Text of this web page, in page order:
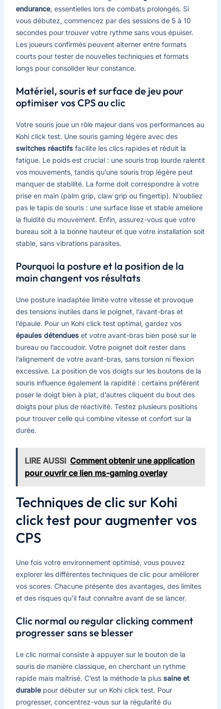
endurance, essentielles lors de combats prolongés. Si
vous débutez, commencez par des sessions de 5 à 10
secondes pour trouver votre rythme sans vous épuiser.
Les joueurs confirmés peuvent alterner entre formats
courts pour tester de nouvelles techniques et formats
longs pour consolider leur constance.
Matériel, souris et surface de jeu pour
optimiser vos CPS au clic
Votre souris joue un rôle majeur dans vos performances au
Kohi click test. Une souris gaming légère avec des
switches réactifsfacilite les clics rapides et réduit la
fatigue. Le poids est crucial : une souris trop lourde ralentit
vos mouvements, tandis qu’une souris trop légère peut
manquer de stabilité. La forme doit correspondre à votre
prise en main (palm grip, claw grip ou fingertip). N’oubliez
pas le tapis de souris : une surface lisse et stable améliore
la fluidité du mouvement. Enfin, assurez-vous que votre
bureau soit à la bonne hauteur et que votre installation soit
stable, sans vibrations parasites.
Pourquoi la posture et la position de la
main changent vos résultats
Une posture inadaptée limite votre vitesse et provoque
des tensions inutiles dans le poignet, l’avant-bras et
l’épaule. Pour un Kohi click test optimal, gardez vos
épaules détendueset votre avant-bras bien posé sur le
bureau ou l’accoudoir. Votre poignet doit rester dans
l’alignement de votre avant-bras, sans torsion ni flexion
excessive. La position de vos doigts sur les boutons de la
souris influence également la rapidité : certains préfèrent
poser le doigt bien à plat, d’autres cliquent du bout des
doigts pour plus de réactivité. Testez plusieurs positions
pour trouver celle qui combine vitesse et confort sur la
durée.
LIRE AUSSI Comment obtenir une application
pour ouvrir ce lien ms-gaming overlay
Techniques de clic sur Kohi
click test pour augmenter vos
CPS
Une fois votre environnement optimisé, vous pouvez
explorer les différentes techniques de clic pour améliorer
vos scores. Chacune présente des avantages, des limites
et des risques qu’il faut connaître avant de se lancer.
Clic normal ou regular clicking comment
progresser sans se blesser
Le clic normal consiste à appuyer sur le bouton de la
souris de manière classique, en cherchant un rythme
rapide mais maîtrisé. C’est la méthode la plus saine et
durablepour débuter sur un Kohi click test. Pour
progresser, concentrez-vous sur la régularité du